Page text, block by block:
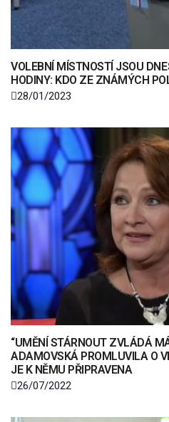
VOLEBNÍ MÍSTNOSTÍ JSOU
HODINY: KDO ZE ZNÁMÝCH
28/01/2023
“UMĚNÍ STÁRNOUT ZVLÁDÁ
ADAMOVSKÁ PROMLUVILA O
JE K NĚMU PŘIPRAVENA
26/07/2022